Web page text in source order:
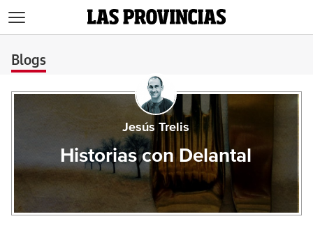
Blogs
Jesús Trelis
Historias con Delantal